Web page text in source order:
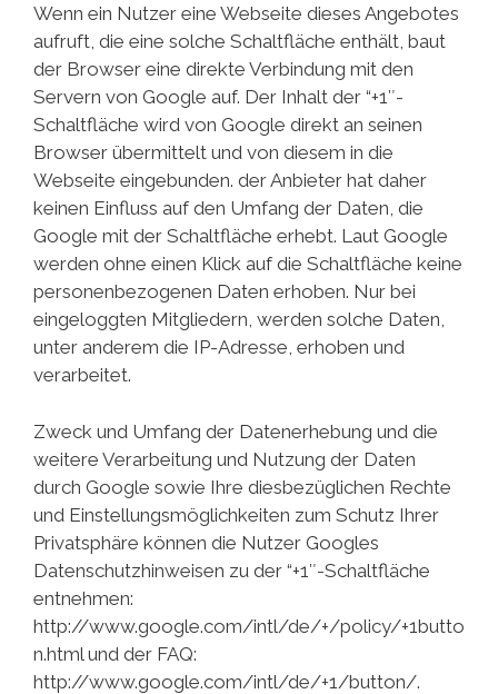
Wenn ein Nutzer eine Webseite dieses Angebotes
aufruft, die eine solche Schaltfläche enthält, baut
der Browser eine direkte Verbindung mit den
Servern von Google auf. Der Inhalt der “+1″-
Schaltfläche wird von Google direkt an seinen
Browser übermittelt und von diesem in die
Webseite eingebunden. der Anbieter hat daher
keinen Einfluss auf den Umfang der Daten, die
Google mit der Schaltfläche erhebt. Laut Google
werden ohne einen Klick auf die Schaltfläche keine
personenbezogenen Daten erhoben. Nur bei
eingeloggten Mitgliedern, werden solche Daten,
unter anderem die IP-Adresse, erhoben und
verarbeitet.
Zweck und Umfang der Datenerhebung und die
weitere Verarbeitung und Nutzung der Daten
durch Google sowie Ihre diesbezüglichen Rechte
und Einstellungsmöglichkeiten zum Schutz Ihrer
Privatsphäre können die Nutzer Googles
Datenschutzhinweisen zu der “+1″-Schaltfläche
entnehmen:
http://www.google.com/intl/de/+/policy/+1butto
n.html und der FAQ:
http://www.google.com/intl/de/+1/button/.